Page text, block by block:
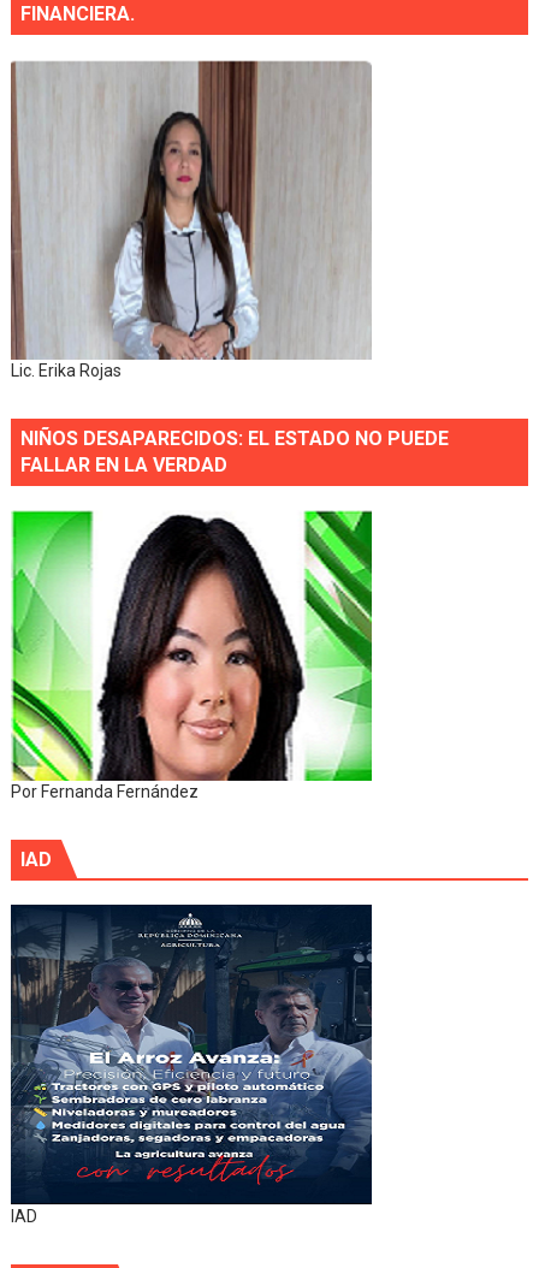
FINANCIERA.
Lic. Erika Rojas
NIÑOS DESAPARECIDOS: EL ESTADO NO PUEDE
FALLAR EN LA VERDAD
Por Fernanda Fernández
IAD
IAD